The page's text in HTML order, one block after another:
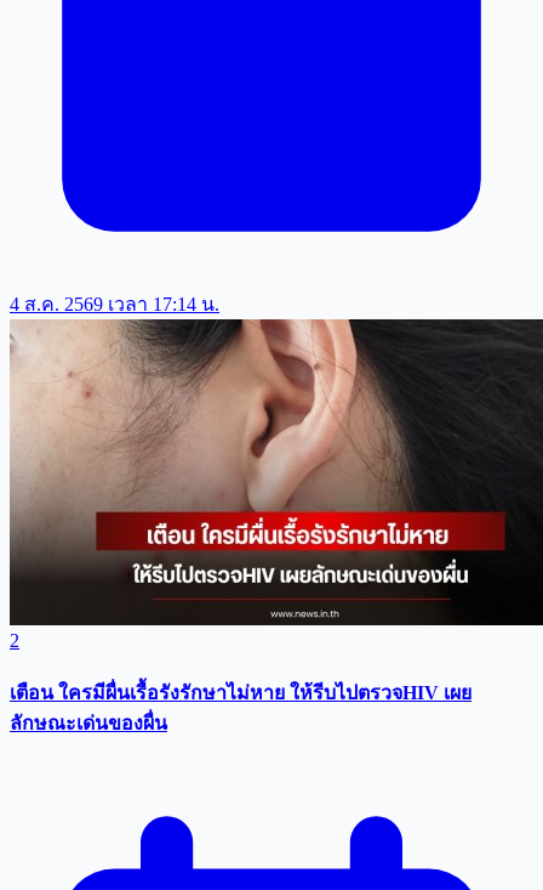
4 ส.ค. 2569 เวลา 17:14 น.
2
เตือน ใครมีผื่นเรื้อรังรักษาไม่หาย ให้รีบไปตรวจHIV เผย
ลักษณะเด่นของผื่น